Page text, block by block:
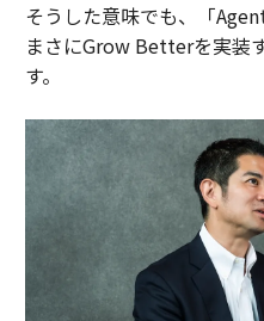
そうした意味でも、「
まさにGrow Betterを実装
す。